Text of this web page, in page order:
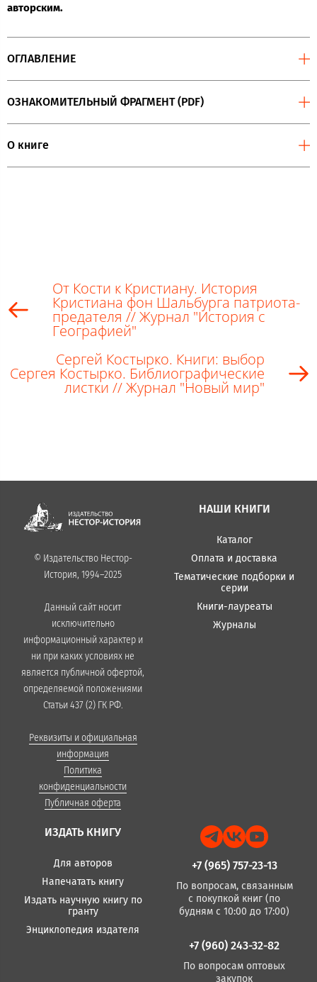
авторским.
ОГЛАВЛЕНИЕ
ОЗНАКОМИТЕЛЬНЫЙ ФРАГМЕНТ (PDF)
О книге
От Кости к Кристиану. История
Кристиана фон Шальбурга патриота-
предателя // Журнал "История с
Географией"
Сергей Костырко. Книги: выбор
Сергея Костырко. Библиографические
листки // Журнал "Новый мир"
© Издательство Нестор-
История, 1994–2025
Данный сайт носит
исключительно
информационный характер и
ни при каких условиях не
является публичной офертой,
определяемой положениями
Статьи 437 (2) ГК РФ.
Реквизиты и официальная
информация
Политика
конфиденциальности
Публичная оферта
НАШИ КНИГИ
Каталог
Оплата и доставка
Тематические подборки и
серии
Книги-лауреаты
Журналы
ИЗДАТЬ КНИГУ
Для авторов
Напечатать книгу
Издать научную книгу по
гранту
Энциклопедия издателя
+7 (965) 757-23-13
По вопросам, связанным
с покупкой книг (по
будням с 10:00 до 17:00)
+7 (960) 243-32-82
По вопросам оптовых
закупок